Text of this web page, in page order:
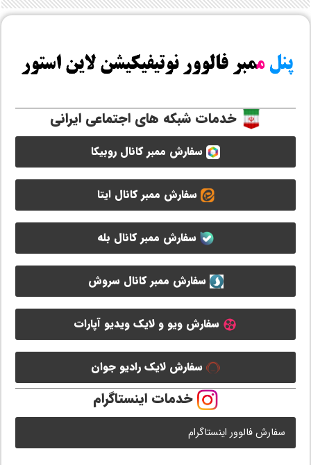
خدمات شبکه های اجتماعی ایرانی
سفارش ممبر کانال روبیکا
سفارش ممبر کانال ایتا
سفارش ممبر کانال بله
سفارش ممبر کانال سروش
سفارش ویو و لایک ویدیو آپارات
سفارش لایک رادیو جوان
خدمات اینستاگرام
سفارش فالوور اینستاگرام